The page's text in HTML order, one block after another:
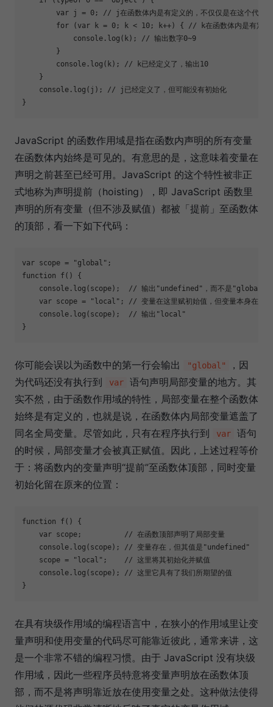
var j = 0 ;
// j在函数体内是有定义的，不仅仅是在这个代码
for ( var k = 0 ; k < 10 ; k++) {
// k在函数体内是有定义
console .log(k);
// 输出数字0~9
        }
console .log(k);
// k已经定义了，输出10
    }
console .log(j);
// j已经定义了，但可能没有初始化
}
JavaScript 的函数作用域是指在函数内声明的所有变量
在函数体内始终是可见的。有意思的是，这意味着变量在
声明之前甚至已经可用。JavaScript 的这个特性被非正
式地称为声明提前（hoisting），即 JavaScript 函数里
声明的所有变量（但不涉及赋值）都被「提前」至函数体
的顶部，看一下如下代码：
var scope = "global"
function
f ( ) {
console .log(scope);
// 输出"undefined"，而不是"global"
var scope = "local" ;
// 变量在这里赋初始值，但变量本身在函
console .log(scope);
// 输出"local"
}
你可能会误以为函数中的第一行会输出 "global"
，因
为代码还没有执行到
var
语句声明局部变量的地方。其
实不然，由于函数作用域的特性，局部变量在整个函数体
始终是有定义的，也就是说，在函数体内局部变量遮盖了
同名全局变量。尽管如此，只有在程序执行到
var
语句
的时候，局部变量才会被真正赋值。因此，上述过程等价
于：将函数内的变量声明“提前”至函数体顶部，同时变量
初始化留在原来的位置：
function f ( ) {
var scope;
// 在函数顶部声明了局部变量
console .log(scope);
// 变量存在，但其值是"undefined"
    scope =
"local" ;
// 这里将其初始化并赋值
console .log(scope);
// 这里它具有了我们所期望的值
}
在具有块级作用域的编程语言中，在狭小的作用域里让变
量声明和使用变量的代码尽可能靠近彼此，通常来讲，这
是一个非常不错的编程习惯。由于 JavaScript 没有块级
作用域，因此一些程序员特意将变量声明放在函数体顶
部，而不是将声明靠近放在使用变量之处。这种做法使得